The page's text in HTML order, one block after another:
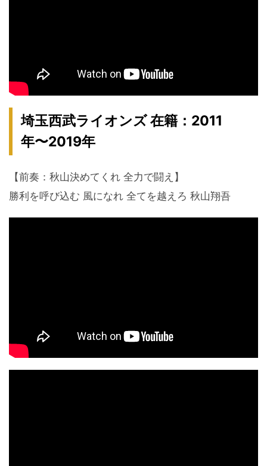
埼玉西武ライオンズ 在籍：2011
年〜2019年
【前奏：秋山決めてくれ 全力で闘え】
勝利を呼び込む 風になれ 全てを越えろ 秋山翔吾